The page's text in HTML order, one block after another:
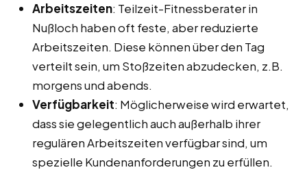
Arbeitszeiten: Teilzeit-Fitnessberater in
Nußloch haben oft feste, aber reduzierte
Arbeitszeiten. Diese können über den Tag
verteilt sein, um Stoßzeiten abzudecken, z.B.
morgens und abends.
Verfügbarkeit: Möglicherweise wird erwartet,
dass sie gelegentlich auch außerhalb ihrer
regulären Arbeitszeiten verfügbar sind, um
spezielle Kundenanforderungen zu erfüllen.